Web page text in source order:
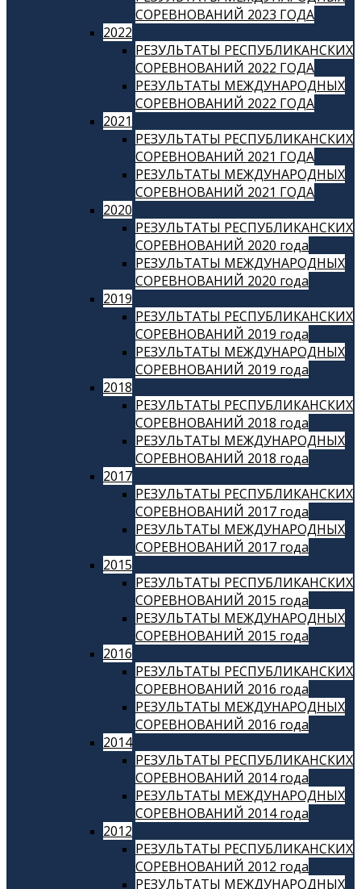
СОРЕВНОВАНИЙ 2023 ГОДА
2022
РЕЗУЛЬТАТЫ РЕСПУБЛИКАНСКИХ
СОРЕВНОВАНИЙ 2022 ГОДА
РЕЗУЛЬТАТЫ МЕЖДУНАРОДНЫХ
СОРЕВНОВАНИЙ 2022 ГОДА
2021
РЕЗУЛЬТАТЫ РЕСПУБЛИКАНСКИХ
СОРЕВНОВАНИЙ 2021 ГОДА
РЕЗУЛЬТАТЫ МЕЖДУНАРОДНЫХ
СОРЕВНОВАНИЙ 2021 ГОДА
2020
РЕЗУЛЬТАТЫ РЕСПУБЛИКАНСКИХ
СОРЕВНОВАНИЙ 2020 года
РЕЗУЛЬТАТЫ МЕЖДУНАРОДНЫХ
СОРЕВНОВАНИЙ 2020 года
2019
РЕЗУЛЬТАТЫ РЕСПУБЛИКАНСКИХ
СОРЕВНОВАНИЙ 2019 года
РЕЗУЛЬТАТЫ МЕЖДУНАРОДНЫХ
СОРЕВНОВАНИЙ 2019 года
2018
РЕЗУЛЬТАТЫ РЕСПУБЛИКАНСКИХ
СОРЕВНОВАНИЙ 2018 года
РЕЗУЛЬТАТЫ МЕЖДУНАРОДНЫХ
СОРЕВНОВАНИЙ 2018 года
2017
РЕЗУЛЬТАТЫ РЕСПУБЛИКАНСКИХ
СОРЕВНОВАНИЙ 2017 года
РЕЗУЛЬТАТЫ МЕЖДУНАРОДНЫХ
СОРЕВНОВАНИЙ 2017 года
2015
РЕЗУЛЬТАТЫ РЕСПУБЛИКАНСКИХ
СОРЕВНОВАНИЙ 2015 года
РЕЗУЛЬТАТЫ МЕЖДУНАРОДНЫХ
СОРЕВНОВАНИЙ 2015 года
2016
РЕЗУЛЬТАТЫ РЕСПУБЛИКАНСКИХ
СОРЕВНОВАНИЙ 2016 года
РЕЗУЛЬТАТЫ МЕЖДУНАРОДНЫХ
СОРЕВНОВАНИЙ 2016 года
2014
РЕЗУЛЬТАТЫ РЕСПУБЛИКАНСКИХ
СОРЕВНОВАНИЙ 2014 года
РЕЗУЛЬТАТЫ МЕЖДУНАРОДНЫХ
СОРЕВНОВАНИЙ 2014 года
2012
РЕЗУЛЬТАТЫ РЕСПУБЛИКАНСКИХ
СОРЕВНОВАНИЙ 2012 года
РЕЗУЛЬТАТЫ МЕЖДУНАРОДНЫХ